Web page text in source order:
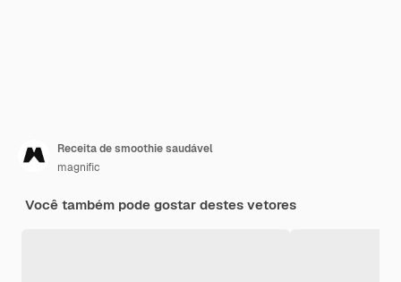
Receita de smoothie saudável
magnific
Você também pode gostar destes vetores